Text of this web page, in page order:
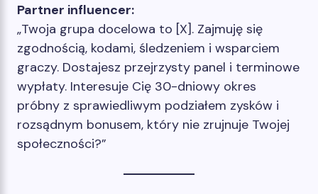
Partner influencer:
„Twoja grupa docelowa to [X]. Zajmuję się
zgodnością, kodami, śledzeniem i wsparciem
graczy. Dostajesz przejrzysty panel i terminowe
wypłaty. Interesuje Cię 30-dniowy okres
próbny z sprawiedliwym podziałem zysków i
rozsądnym bonusem, który nie zrujnuje Twojej
społeczności?”